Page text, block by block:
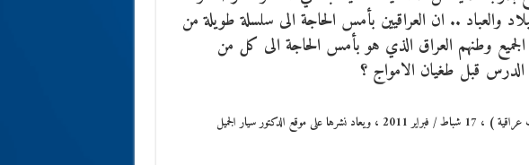
والعباد .. ان العراقيين بأمس الحاجة الى سلسلة طويلة من
وطنهم العراق الذي هو بأمس الحاجة الى كل من
الدرس قبل طغيان الامواج ؟
الدكتور سيار الجميل